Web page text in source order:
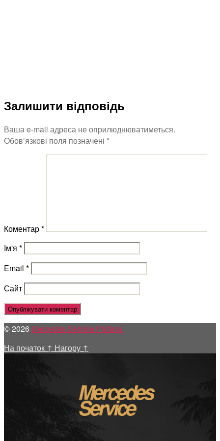
Залишити відповідь
Ваша e-mail адреса не оприлюднюватиметься.
Обов’язкові поля позначені *
Коментар*
Ім'я *
Email *
Сайт
© 2026 Mercedes Service Poltava
На початок ↑ Нагору ↑
Mercedes
Service